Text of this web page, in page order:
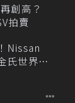
創高？
拍賣
Nissan
氏世界紀